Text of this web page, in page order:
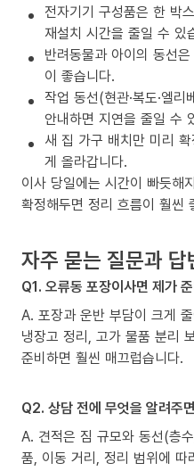
전자기기 구성품은 한 박
재설치 시간을 줄일 수 있
반려동물과 아이의 동선
이 좋습니다.
작업 동선(현관·복도·엘
안내하면 지연을 줄일 수
새 집 가구 배치만 미리
게 올라갑니다.
이사 당일에는 시간이 빠듯해
확정해두면 정리 흐름이 훨씬
자주 묻는 질문과 답
Q1. 오류동 포장이사면 제가
A. 포장과 운반 부담이 크게
냉장고 정리, 고가 물품 분리
준비하면 훨씬 매끄럽습니다.
Q2. 상담 전에 무엇을 알려주
A. 견적은 짐 규모와 동선(층
품, 이동 거리, 정리 범위에 따